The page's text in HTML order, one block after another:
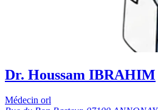
Dr. Houssam IBRAHIM
Médecin orl